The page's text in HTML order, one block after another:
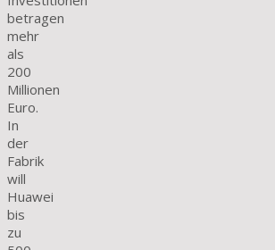
betragen
mehr
als
200
Millionen
Euro.
In
der
Fabrik
will
Huawei
bis
zu